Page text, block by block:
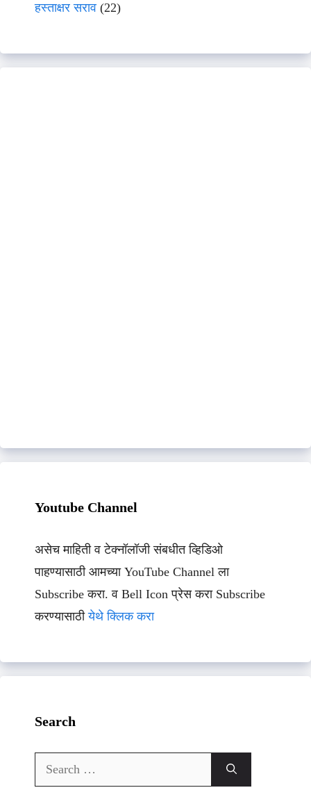
हस्ताक्षर सराव (22)
Youtube Channel
असेच माहिती व टेक्नॉलॉजी संबधीत व्हिडिओ
पाहण्यासाठी आमच्या YouTube Channel ला
Subscribe करा. व Bell Icon प्रेस करा Subscribe
करण्यासाठीयेथे क्लिक करा
Search
Search
for: